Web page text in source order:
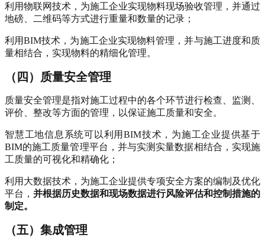
利用物联网技术，为施工企业实现物料现场验收管理，并通过
地磅、二维码等方式进行重量和数量的记录；
利用BIM技术，为施工企业实现物料管理，并与施工进度和质
量相结合，实现物料的精细化管理。
（四）质量安全管理
质量安全管理是指对施工过程中的各个环节进行检查、监测、
评价、整改等方面的管理，以保证施工质量和安全。
智慧工地信息系统可以利用BIM技术，为施工企业提供基于
BIM的施工质量管理平台，并与实测实量数据相结合，实现施
工质量的可视化和精确化；
利用大数据技术，为施工企业提供专项安全方案的编制及优化
平台， 并根据历史数据和现场数据进行风险评估和控制措施的
制定。
（五）集成管理